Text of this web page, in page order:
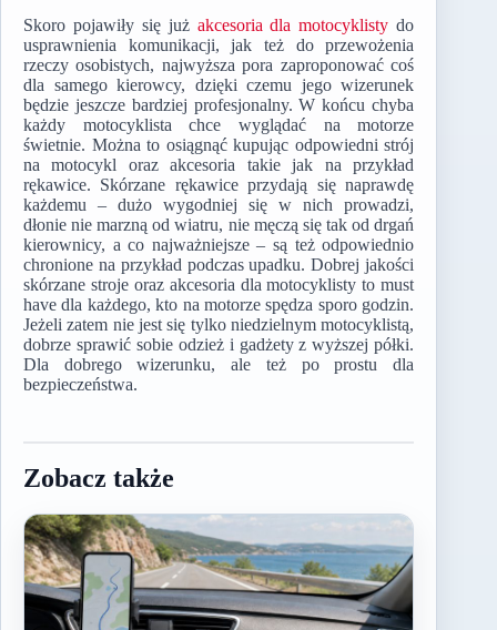
Skoro pojawiły się już akcesoria dla motocyklisty do
usprawnienia komunikacji, jak też do przewożenia
rzeczy osobistych, najwyższa pora zaproponować coś
dla samego kierowcy, dzięki czemu jego wizerunek
będzie jeszcze bardziej profesjonalny. W końcu chyba
każdy motocyklista chce wyglądać na motorze
świetnie. Można to osiągnąć kupując odpowiedni strój
na motocykl oraz akcesoria takie jak na przykład
rękawice. Skórzane rękawice przydają się naprawdę
każdemu – dużo wygodniej się w nich prowadzi,
dłonie nie marzną od wiatru, nie męczą się tak od drgań
kierownicy, a co najważniejsze – są też odpowiednio
chronione na przykład podczas upadku. Dobrej jakości
skórzane stroje oraz akcesoria dla motocyklisty to must
have dla każdego, kto na motorze spędza sporo godzin.
Jeżeli zatem nie jest się tylko niedzielnym motocyklistą,
dobrze sprawić sobie odzież i gadżety z wyższej półki.
Dla dobrego wizerunku, ale też po prostu dla
bezpieczeństwa.
Zobacz także